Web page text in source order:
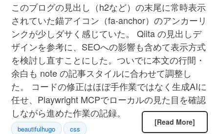
このブログの見出し（h2など）の末尾に常時表示
されていた錨アイコン（fa-anchor）のアンカーリ
ンクが少しダサく感じていた。 Qiita の見出しデ
ザインを参考に、SEOへの影響も含めて表示方式
を検討し直すことにした。ついでに本文の行間・
余白も note の記事スタイルに合わせて調整し
た。 コードの修正はほぼ手作業ではなく生成AIに
任せ、Playwright MCPでローカルの見た目を確認
しながら進めた作業の記録。
[Read More]
beautifulhugo css